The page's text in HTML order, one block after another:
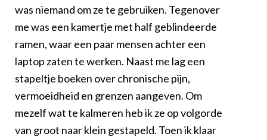
was niemand om ze te gebruiken. Tegenover
me was een kamertje met half geblindeerde
ramen, waar een paar mensen achter een
laptop zaten te werken. Naast me lag een
stapeltje boeken over chronische pijn,
vermoeidheid en grenzen aangeven. Om
mezelf wat te kalmeren heb ik ze op volgorde
van groot naar klein gestapeld. Toen ik klaar